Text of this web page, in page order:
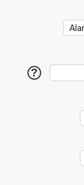
?